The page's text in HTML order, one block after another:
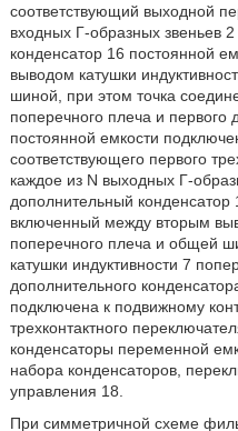
соответствующий выходной
входных Г-образных звеньев
конденсатор 16 постоянной
выводом катушки
шиной, при этом точка
поперечного плеча и первого
постоянной емкости
соответствующего первого
каждое из N выходных Г-
дополнительный конденсатор
включенный между вторым
поперечного плеча и общей
катушки индуктивности 7
дополнительного
подключена к подвижному
трехконтактного
конденсаторы переменной
набора конденсаторов,
управления 18.
При симметричной схеме